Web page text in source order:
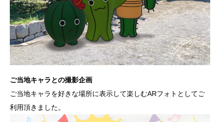
ご当地キャラとの撮影企画
ご当地キャラを好きな場所に表示して楽しむARフォトとしてご
利用頂きました。